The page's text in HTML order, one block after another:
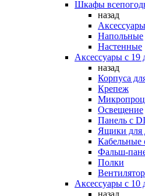
Шкафы
назад
Напольные
Настенные
Аксессуары с
назад
Корпуса
Крепеж
Освещение
Панель с
Ящики для
Кабельные
Фальш-
Полки
Аксессуары с
назад